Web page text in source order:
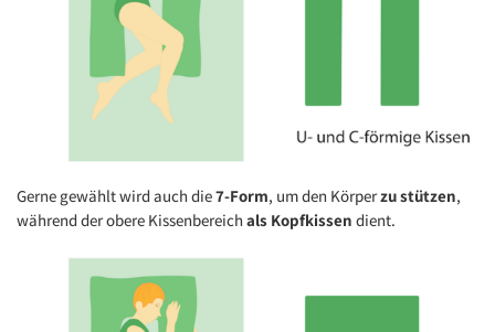
Gerne gewählt wird auch die7-Form, um den Körperzu stützen,
während der obere Kissenbereich als Kopfkissen dient.